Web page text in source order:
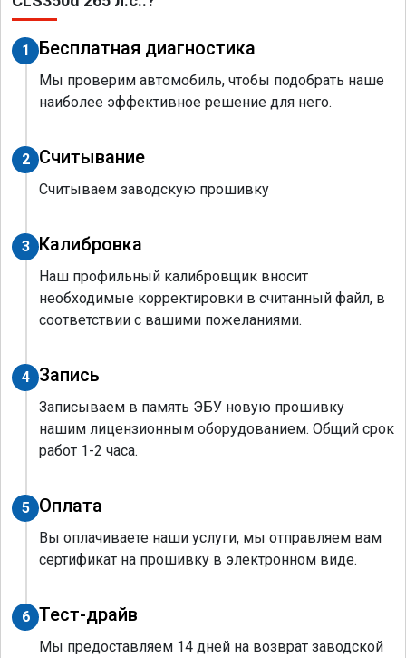
1 Бесплатная диагностика
Мы проверим автомобиль, чтобы подобрать наше
наиболее эффективное решение для него.
2 Считывание
Считываем заводскую прошивку
3 Калибровка
Наш профильный калибровщик вносит
необходимые корректировки в считанный файл, в
соответствии с вашими пожеланиями.
4 Запись
Записываем в память ЭБУ новую прошивку
нашим лицензионным оборудованием. Общий срок
работ 1-2 часа.
5 Оплата
Вы оплачиваете наши услуги, мы отправляем вам
сертификат на прошивку в электронном виде.
6 Тест-драйв
Мы предоставляем 14 дней на возврат заводской